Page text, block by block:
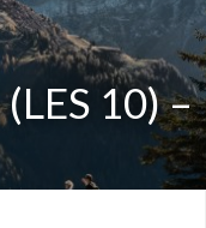
10) –